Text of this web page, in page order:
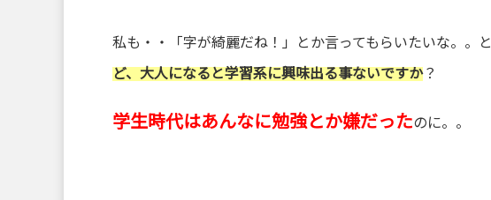
私も・・「字が綺麗だね！」とか言ってもらいたいな。。と
ど、大人になると学習系に興味出る事ないですか？
学生時代はあんなに勉強とか嫌だったのに。。